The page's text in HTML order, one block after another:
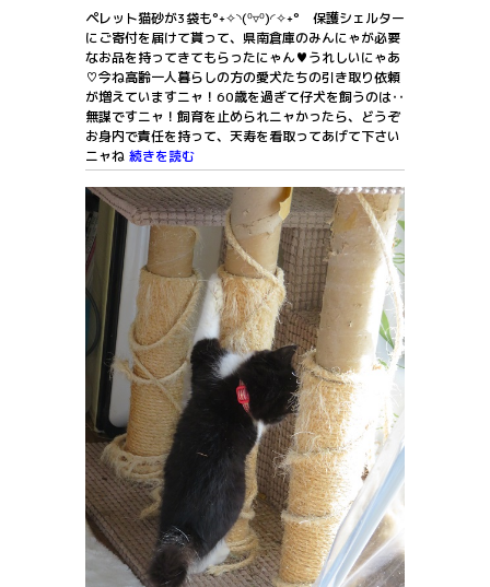
ペレット猫砂が3袋も°˖✧◝(⁰▿⁰)◜✧˖° 保護シェルター
にご寄付を届けて貰って、県南倉庫のみんにゃが必要
なお品を持ってきてもらったにゃん♥うれしいにゃあ
♡今ね高齢一人暮らしの方の愛犬たちの引き取り依頼
が増えていますニャ！60歳を過ぎて仔犬を飼うのは‥
無謀ですニャ！飼育を止められニャかったら、どうぞ
お身内で責任を持って、天寿を看取ってあげて下さい
ニャね 続きを読む